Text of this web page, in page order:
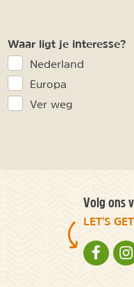
Waar ligt je interesse?
Nederland
Europa
Ver weg
Volg ons
LET'S